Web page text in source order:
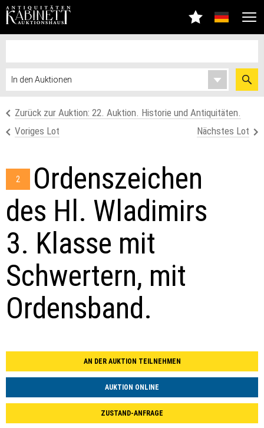
Zurück zur Auktion: 22. Auktion. Historie und Antiquitäten.
Voriges Lot
Nächstes Lot
2
Ordenszeichen
des Hl. Wladimirs
3. Klasse mit
Schwertern, mit
Ordensband.
AN DER AUKTION TEILNEHMEN
AUKTION ONLINE
ZUSTAND-ANFRAGE